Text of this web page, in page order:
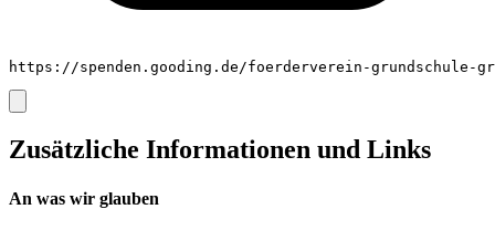
https://spenden.gooding.de/foerderverein-grundschule-
Zusätzliche Informationen und Links
An was wir glauben